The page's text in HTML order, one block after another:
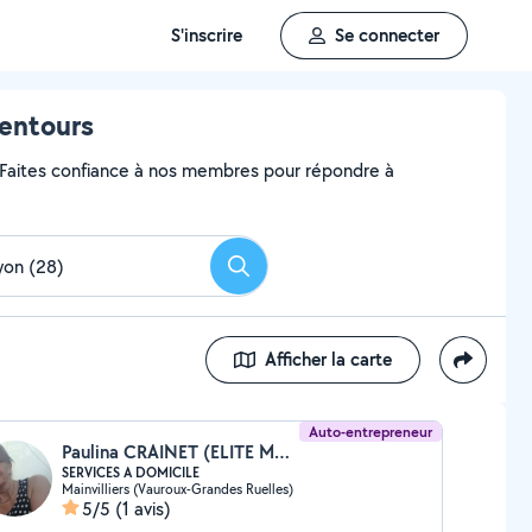
S'inscrire Se connecter
confiance à nos membres pour répondre à
Rechercher
Afficher la carte
Auto-entrepreneur
Paulina CRAINET (ELITE MULTISERVICES 28)
SERVICES A DOMICILE
Mainvilliers (Vauroux-Grandes Ruelles)
5/5 (1 avis)